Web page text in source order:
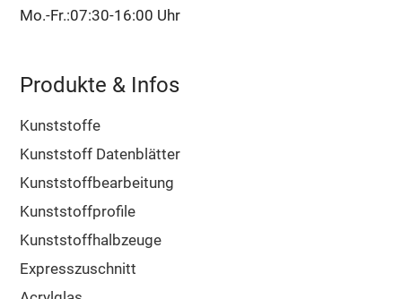
Mo.-Fr.:07:30-16:00 Uhr
Produkte & Infos
Kunststoffe
Kunststoff Datenblätter
Kunststoffbearbeitung
Kunststoffprofile
Kunststoffhalbzeuge
Expresszuschnitt